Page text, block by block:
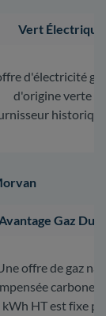
Vert Électrique
d'électricité
d'origine verte
Gaz
offre de gaz
carbone.
kWh HT est fixe